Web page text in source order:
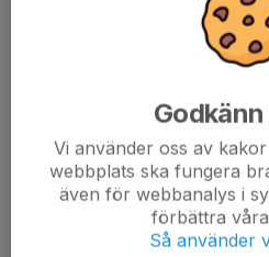
EVS bjöd på ett motstånd som
tog över spelet. När maskineriet
och spelade hem...
Läs mer
WINNING STREAK
Vi använder oss av
webbplats ska fungera
även för webbanalys i
förbättra
Så använder